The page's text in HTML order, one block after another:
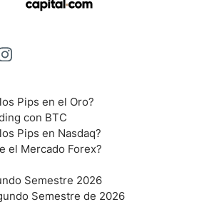
Pips en el Oro?
con BTC
Pips en Nasdaq?
el Mercado Forex?
Semestre 2026
Semestre de 2026